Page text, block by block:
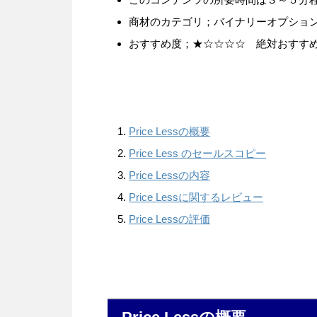
商材のカテゴリ；バイナリーオプショ
おすすめ度；★☆☆☆☆ 絶対おすすめ
Price Lessの概要
Price Less のセールスコピー
Price Lessの内容
Price Lessに関するレビュー
Price Lessの評価